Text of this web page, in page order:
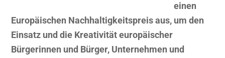
einen
Europäischen Nachhaltigkeitspreis aus, um den
Einsatz und die Kreativität europäischer
Bürgerinnen und Bürger, Unternehmen und